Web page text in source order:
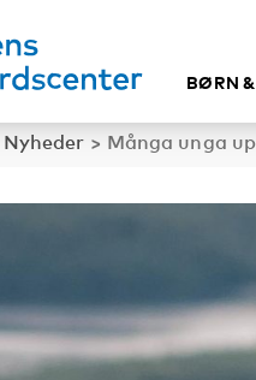
BØRN &
Nyheder > Många unga